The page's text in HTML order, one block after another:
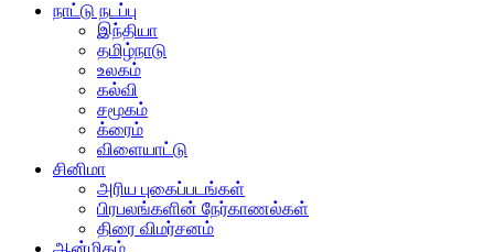
நாட்டு நடப்பு
இந்தியா
தமிழ்நாடு
உலகம்
கல்வி
சமூகம்
க்ரைம்
விளையாட்டு
சினிமா
அரிய புகைப்படங்கள்
பிரபலங்களின் நேர்காணல்கள்
திரை விமர்சனம்
ஆன்மிகம்